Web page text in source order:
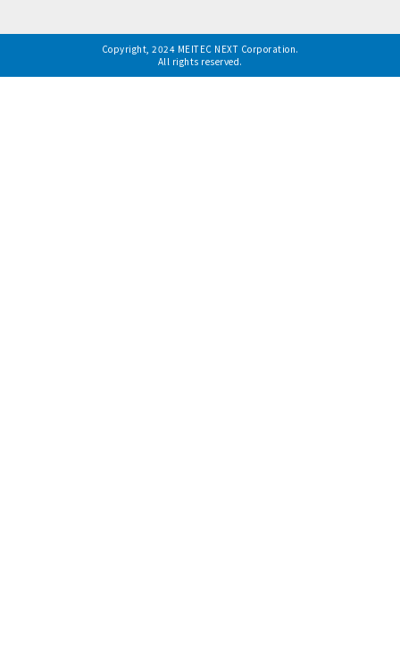
Copyright, 2024 MEITEC NEXT Corporation.
All rights reserved.